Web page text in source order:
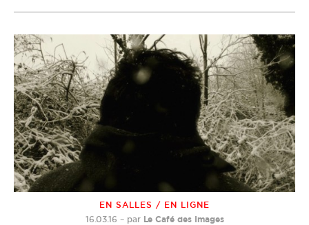
EN SALLES / EN LIGNE
16.03.16 – par Le Café des Images